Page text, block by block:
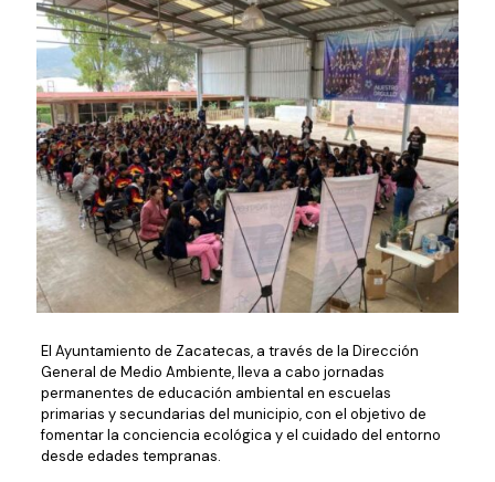
El Ayuntamiento de Zacatecas, a través de la Dirección
General de Medio Ambiente, lleva a cabo jornadas
permanentes de educación ambiental en escuelas
primarias y secundarias del municipio, con el objetivo de
fomentar la conciencia ecológica y el cuidado del entorno
desde edades tempranas.